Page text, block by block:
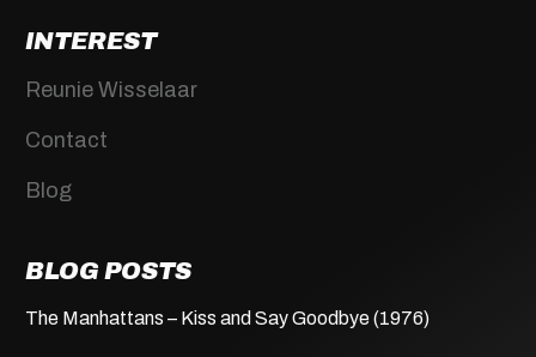
INTEREST
Reunie Wisselaar
Contact
Blog
BLOG POSTS
The Manhattans – Kiss and Say Goodbye (1976)